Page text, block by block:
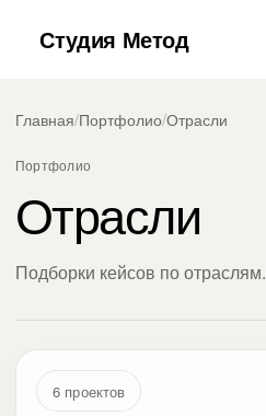
Студия Метод
Главная/Портфолио/Отрасли
Портфолио
Отрасли
Подборки кейсов по отраслям.
6 проектов